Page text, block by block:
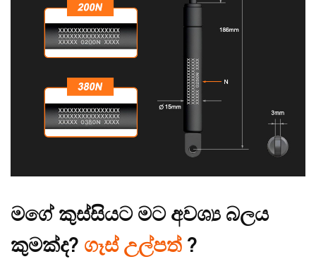
මගේ කුස්සියට මට අවශ්‍ය බලය
කුමක්ද? ගෑස් උල්පත් ?